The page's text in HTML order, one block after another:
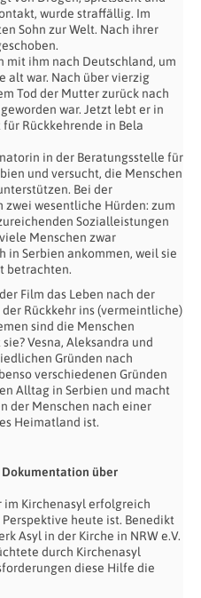
wurde straffällig. Im
Sohn zur Welt. Nach ihrer
mit ihm nach Deutschland, um
alt war. Nach über vierzig
Tod der Mutter zurück nach
war. Jetzt lebt er in
Rückkehrende in Bela
in der Beratungsstelle für
und versucht, die Menschen
Bei der
wesentliche Hürden: zum
Sozialleistungen
Menschen zwar
in Serbien ankommen, weil sie
betrachten.
Film das Leben nach der
Rückkehr ins (vermeintliche)
sind die Menschen
Vesna, Aleksandra und
Gründen nach
verschiedenen Gründen
Alltag in Serbien und macht
der Menschen nach einer
Heimatland ist.
Dokumentation über
im Kirchenasyl erfolgreich
heute ist. Benedikt
Asyl in der Kirche in NRW e.V.
durch Kirchenasyl
diese Hilfe die